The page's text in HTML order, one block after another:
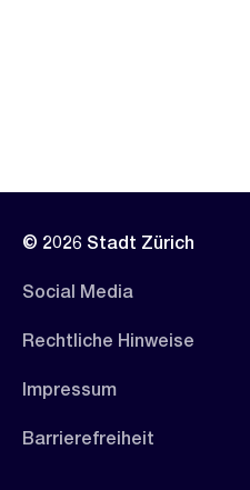
© 2026 Stadt Zürich
Social Media
Rechtliche Hinweise
Impressum
Barrierefreiheit